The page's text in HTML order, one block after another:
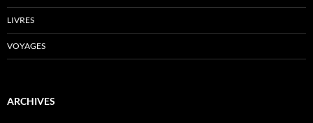
LIVRES
VOYAGES
ARCHIVES